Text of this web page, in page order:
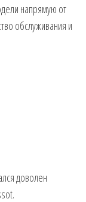
напрямую от
обслуживания и
доволен